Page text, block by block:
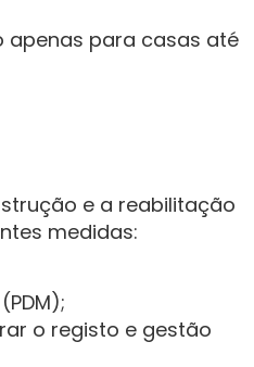
apenas para casas até
e a reabilitação
medidas:
o registo e gestão